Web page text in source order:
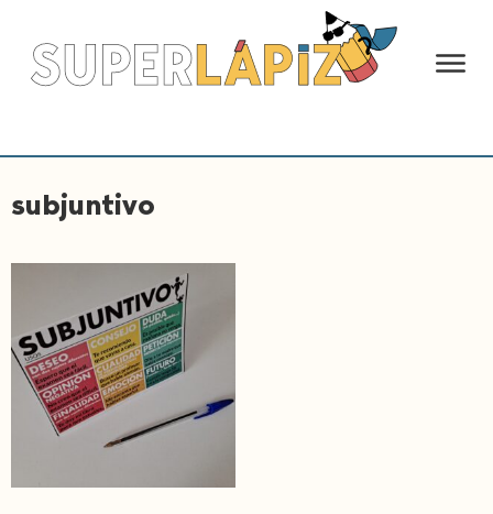
subjuntivo